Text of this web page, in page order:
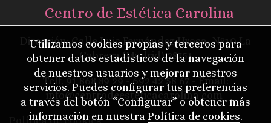
Centro de Estética Carolina
Dirección: Calle Luis Fernández Urosa, Nº10 La
Cabrera (Madrid) 28751
Telf.91 868 89 29- 692 42 58 67 - Email:
info@centrodeesteticacarolina.com
Política de cookies
Utilizamos cookies propias y terceros para
obtener datos estadísticos de la navegación
de nuestros usuarios y mejorar nuestros
servicios. Puedes configurar tus preferencias
a través del botón “Configurar” o obtener más
información en nuestra Política de cookies.